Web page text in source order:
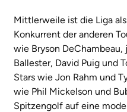
Mittlerweile ist die Liga
Konkurrent der anderen
wie Bryson
Ballester, David Puig und
Stars wie Jon Rahm und
wie Phil Mickelson und
Spitzengolf auf eine